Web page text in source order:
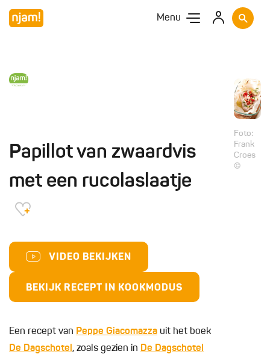
Menu
Papillot van zwaardvis
met een rucolaslaatje
VIDEO BEKIJKEN
BEKIJK RECEPT IN KOOKMODUS
Een recept van Peppe Giacomazza uit het boek
De Dagschotel , zoals gezien in De Dagschotel
Foto:
Frank
Croes
©